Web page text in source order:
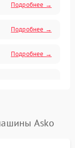
Подробнее →
Подробнее →
Подробнее →
Asko